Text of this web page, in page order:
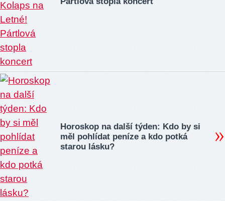
Horoskop na další týden: Kdo by si
měl pohlídat peníze a kdo potká
starou lásku?